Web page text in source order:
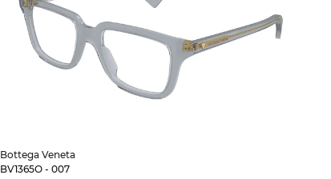
Bottega Veneta
BV1365O - 007